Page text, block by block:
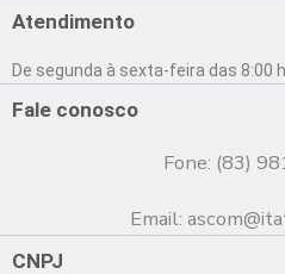
o
o
b
e
Atendimento
De segunda à sexta-feira das 8:00
Fale conosco
Fone: (83)
Email:
CNPJ